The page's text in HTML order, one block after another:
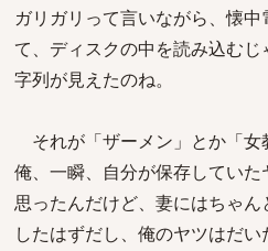
ガリガリって言いながら、懐
て、ディスクの中を読み込む
字列が見えたのね。
それが「ザーメン」とか「女
俺、一瞬、自分が保存してい
思ったんだけど、妻にはちゃ
したはずだし、俺のヤツはだ